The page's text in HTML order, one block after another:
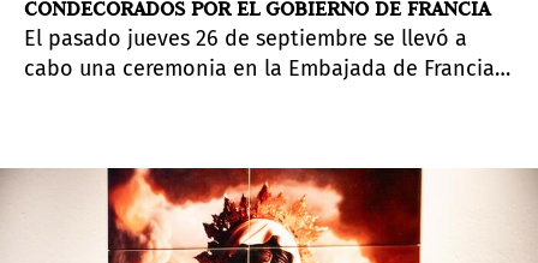
CONDECORADOS POR EL GOBIERNO DE FRANCIA
El pasado jueves 26 de septiembre se llevó a
cabo una ceremonia en la Embajada de Francia
con la Orden de las Artes y las Letras, en los
grados de Caballera y Caballero,
respectivamente. Ambos formaron parte de la